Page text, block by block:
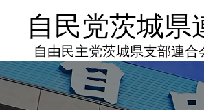
自民党茨城県
自由民主党茨城県支部連合